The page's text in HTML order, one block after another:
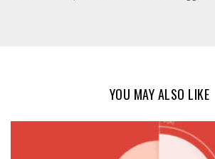
YOU MAY ALSO LIKE